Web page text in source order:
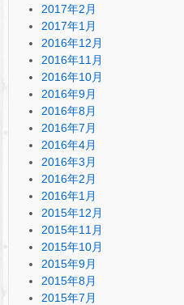
2017年2月
2017年1月
2016年12月
2016年11月
2016年10月
2016年9月
2016年8月
2016年7月
2016年4月
2016年3月
2016年2月
2016年1月
2015年12月
2015年11月
2015年10月
2015年9月
2015年8月
2015年7月